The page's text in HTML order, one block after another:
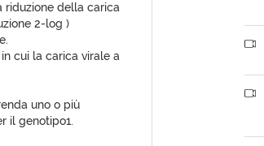
riduzione della carica
2-log )
cui la carica virale a
uno o più
il genotipo1.